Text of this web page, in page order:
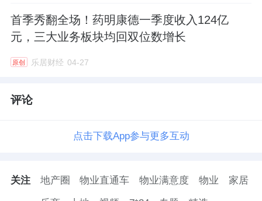
首季秀翻全场！药明康德一季度收入124亿
元，三大业务板块均回双位数增长
原创 乐居财经 04-27
评论
点击下载App参与更多互动
关注 地产圈 物业直通车 物业满意度 物业 家居